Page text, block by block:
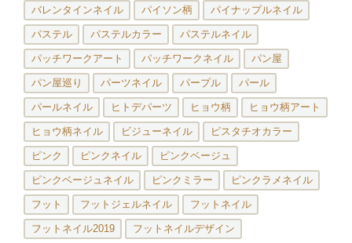
バレンタインネイル パイソン柄 パイナップルネイル
パステル パステルカラー パステルネイル
パッチワークアート パッチワークネイル パン屋
パン屋巡り パーツネイル パープル パール
パールネイル ヒトデパーツ ヒョウ柄 ヒョウ柄アート
ヒョウ柄ネイル ビジューネイル ピスタチオカラー
ピンク ピンクネイル ピンクベージュ
ピンクベージュネイル ピンクミラー ピンクラメネイル
フット フットジェルネイル フットネイル
フットネイル2019 フットネイルデザイン